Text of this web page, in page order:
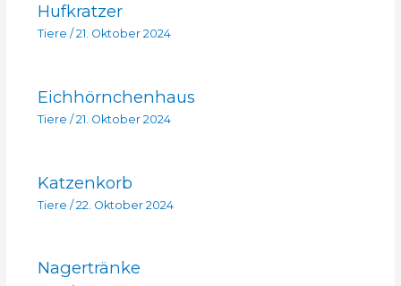
Hufkratzer
Tiere / 21. Oktober 2024
Eichhörnchenhaus
Tiere / 21. Oktober 2024
Katzenkorb
Tiere / 22. Oktober 2024
Nagertränke